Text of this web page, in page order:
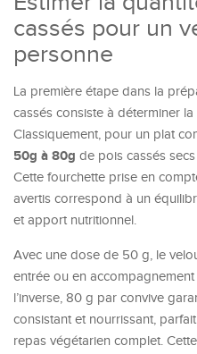
cassés pour un
personne
La première étape dans la
cassés consiste à déterminer
Classiquement, pour un plat
50g à 80g de pois cassés
Cette fourchette prise en
avertis correspond à un
et apport nutritionnel.
Avec une dose de 50 g, le
entrée ou en
l’inverse, 80 g par convive
consistant et nourrissant,
repas végétarien complet.